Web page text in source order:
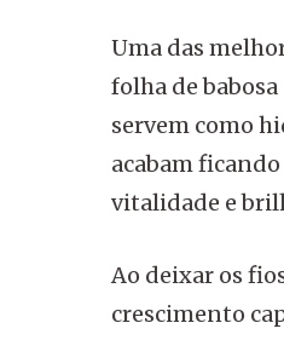
Uma das
folha de
servem como
acabam
vitalidade e
Ao deixar os
crescimento